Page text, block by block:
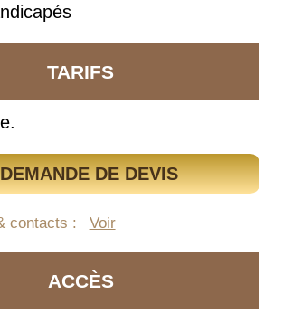
TARIFS
DE DEVIS
contacts : Voir
ACCÈS